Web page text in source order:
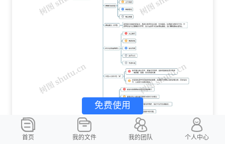
免费使用
道德与法治 道法
首页 我的文件 我的团队 个人中心